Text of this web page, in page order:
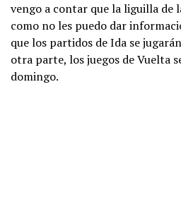
vengo a contar que la liguilla de
como no les puedo dar
que los partidos de Ida se
otra parte, los juegos de Vuelta
domingo.